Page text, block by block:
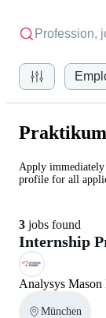
Praktikum
Apply
profile for all
3 jobs found
Internship
Analysys
München